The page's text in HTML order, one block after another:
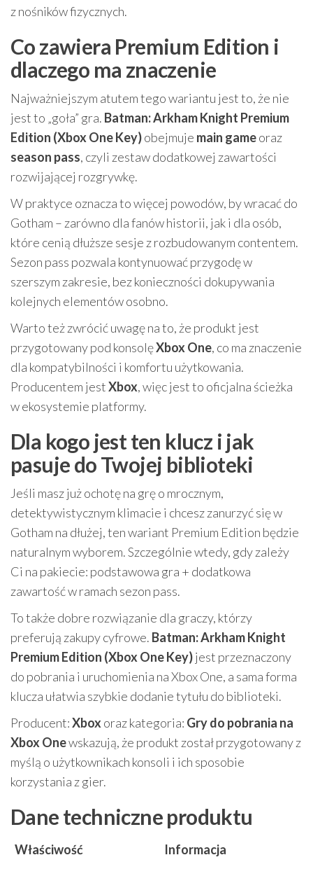
z nośników fizycznych.
Co zawiera Premium Edition i
dlaczego ma znaczenie
Najważniejszym atutem tego wariantu jest to, że nie
jest to „goła” gra. Batman: Arkham Knight Premium
Edition (Xbox One Key)obejmuje main gameoraz
season pass, czyli zestaw dodatkowej zawartości
rozwijającej rozgrywkę.
W praktyce oznacza to więcej powodów, by wracać do
Gotham – zarówno dla fanów historii, jak i dla osób,
które cenią dłuższe sesje z rozbudowanym contentem.
Sezon pass pozwala kontynuować przygodę w
szerszym zakresie, bez konieczności dokupywania
kolejnych elementów osobno.
Warto też zwrócić uwagę na to, że produkt jest
przygotowany pod konsolęXbox One, co ma znaczenie
dla kompatybilności i komfortu użytkowania.
Producentem jestXbox, więc jest to oficjalna ścieżka
w ekosystemie platformy.
Dla kogo jest ten klucz i jak
pasuje do Twojej biblioteki
Jeśli masz już ochotę na grę o mrocznym,
detektywistycznym klimacie i chcesz zanurzyć się w
Gotham na dłużej, ten wariant Premium Edition będzie
naturalnym wyborem. Szczególnie wtedy, gdy zależy
Ci na pakiecie: podstawowa gra + dodatkowa
zawartość w ramach sezon pass.
To także dobre rozwiązanie dla graczy, którzy
preferują zakupy cyfrowe. Batman: Arkham Knight
Premium Edition (Xbox One Key)jest przeznaczony
do pobrania i uruchomienia na Xbox One, a sama forma
klucza ułatwia szybkie dodanie tytułu do biblioteki.
Producent:Xbox oraz kategoria: Gry do pobrania na
Xbox Onewskazują, że produkt został przygotowany z
myślą o użytkownikach konsoli i ich sposobie
korzystania z gier.
Dane techniczne produktu
Właściwość Informacja